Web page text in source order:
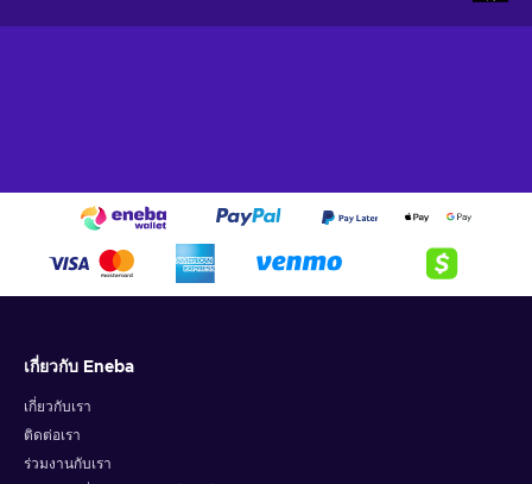
และเริ่มต้นภารกิจที่อาจจะทำให้โลกเปลี่ยนไป;
ผู้เล่นคนเดียว– เกมดังกล่าวมีแคมเปญเนื้อเรื่องสำหรับผู้เล่นคน
เกี่ยวกับ Eneba
เกี่ยวกับเรา
ติดต่อเรา
ร่วมงานกับเรา